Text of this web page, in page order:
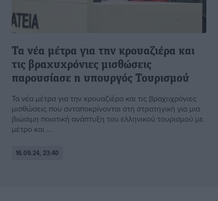
Τα νέα μέτρα για την κρουαζιέρα και
τις βραχυχρόνιες μισθώσεις
παρουσίασε η υπουργός Τουρισμού
Τα νέα μέτρα για την κρουαζιέρα και τις βραχυχρόνιες
μισθώσεις που ανταποκρίνονται στη στρατηγική για μια
βιώσιμη ποιοτική ανάπτυξη του ελληνικού τουρισμού με
μέτρο και ...
16.09.24, 23:40